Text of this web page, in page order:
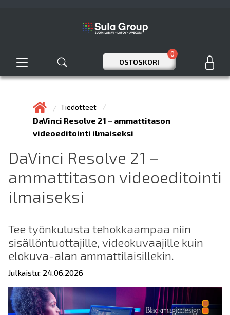
OSTOSKORI
0
Tiedotteet
DaVinci Resolve 21 – ammattitason
videoeditointi ilmaiseksi
DaVinci Resolve 21 –
ammattitason videoeditointi
ilmaiseksi
Tee työnkulusta tehokkaampaa niin
sisällöntuottajille, videokuvaajille kuin
elokuva-alan ammattilaisillekin.
Julkaistu: 24.06.2026